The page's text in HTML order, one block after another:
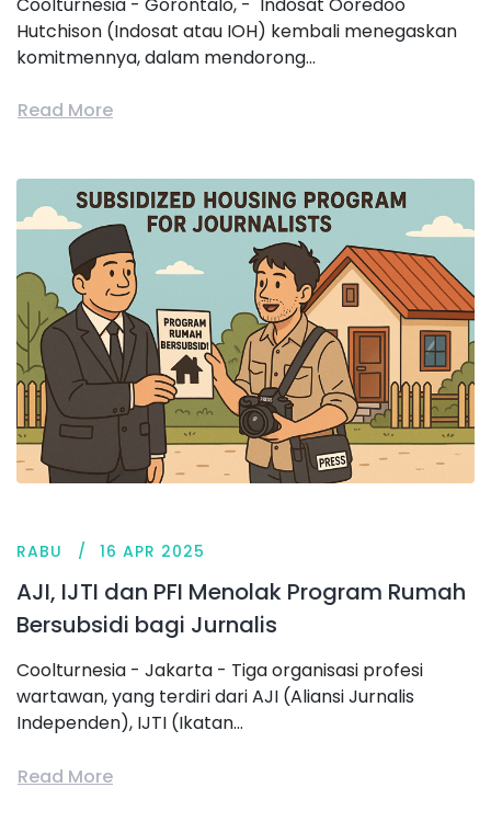
Hutchison (Indosat atau IOH) kembali menegaskan
komitmennya, dalam mendorong...
Read More
RABU 16 APR 2025
AJI, IJTI dan PFI Menolak Program Rumah
Bersubsidi bagi Jurnalis
Coolturnesia - Jakarta - Tiga organisasi profesi
wartawan, yang terdiri dari AJI (Aliansi Jurnalis
Independen), IJTI (Ikatan...
Read More